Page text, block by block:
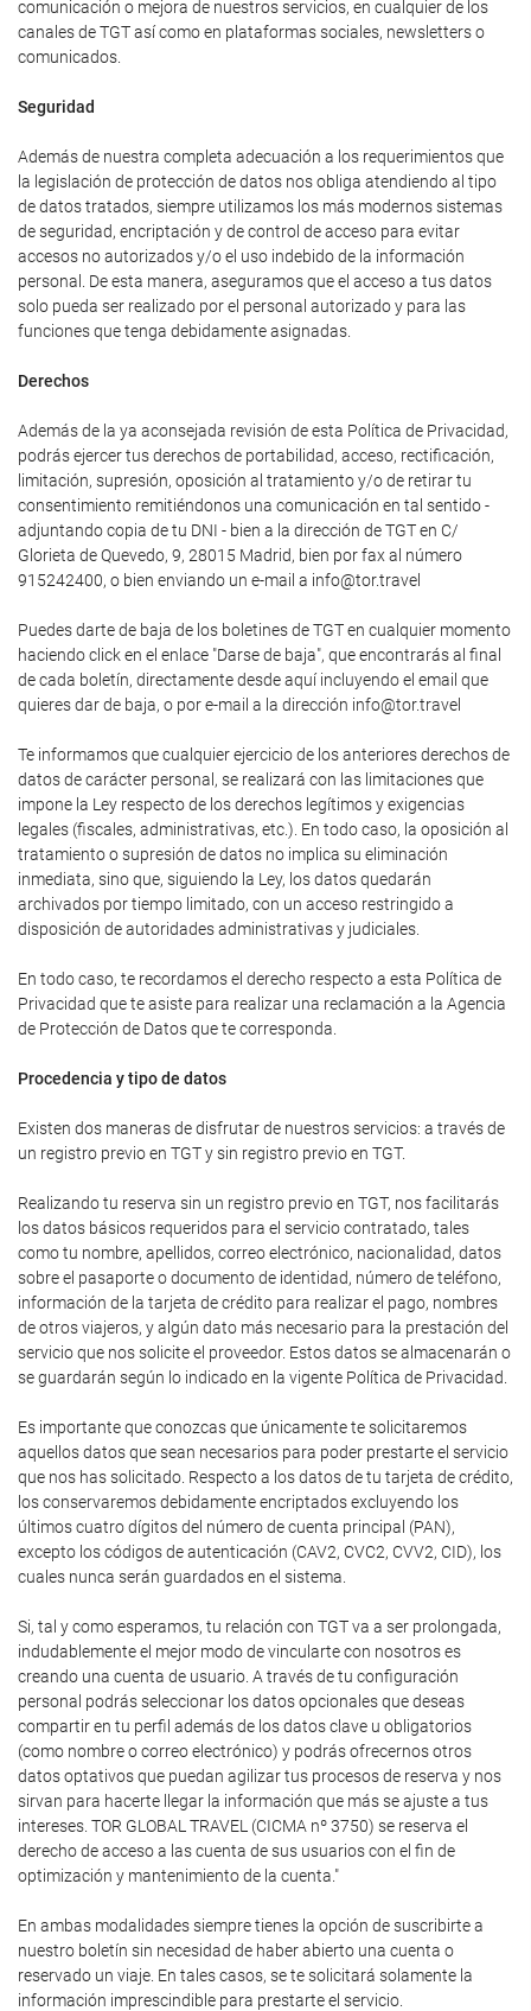
comunicación o mejora de nuestros servicios, en cualquier de los
canales de TGT así como en plataformas sociales, newsletters o
comunicados.
Seguridad
Además de nuestra completa adecuación a los requerimientos que
la legislación de protección de datos nos obliga atendiendo al tipo
de datos tratados, siempre utilizamos los más modernos sistemas
de seguridad, encriptación y de control de acceso para evitar
accesos no autorizados y/o el uso indebido de la información
personal. De esta manera, aseguramos que el acceso a tus datos
solo pueda ser realizado por el personal autorizado y para las
funciones que tenga debidamente asignadas.
Derechos
Además de la ya aconsejada revisión de esta Política de Privacidad,
podrás ejercer tus derechos de portabilidad, acceso, rectificación,
limitación, supresión, oposición al tratamiento y/o de retirar tu
consentimiento remitiéndonos una comunicación en tal sentido -
adjuntando copia de tu DNI - bien a la dirección de TGT en C/
Glorieta de Quevedo, 9, 28015 Madrid, bien por fax al número
915242400, o bien enviando un e-mail a info@tor.travel
Puedes darte de baja de los boletines de TGT en cualquier momento
haciendo click en el enlace "Darse de baja", que encontrarás al final
de cada boletín, directamente desde aquí incluyendo el email que
quieres dar de baja, o por e-mail a la dirección info@tor.travel
Te informamos que cualquier ejercicio de los anteriores derechos de
datos de carácter personal, se realizará con las limitaciones que
impone la Ley respecto de los derechos legítimos y exigencias
legales (fiscales, administrativas, etc.). En todo caso, la oposición al
tratamiento o supresión de datos no implica su eliminación
inmediata, sino que, siguiendo la Ley, los datos quedarán
archivados por tiempo limitado, con un acceso restringido a
disposición de autoridades administrativas y judiciales.
En todo caso, te recordamos el derecho respecto a esta Política de
Privacidad que te asiste para realizar una reclamación a la Agencia
de Protección de Datos que te corresponda.
Procedencia y tipo de datos
Existen dos maneras de disfrutar de nuestros servicios: a través de
un registro previo en TGT y sin registro previo en TGT.
Realizando tu reserva sin un registro previo en TGT, nos facilitarás
los datos básicos requeridos para el servicio contratado, tales
como tu nombre, apellidos, correo electrónico, nacionalidad, datos
sobre el pasaporte o documento de identidad, número de teléfono,
información de la tarjeta de crédito para realizar el pago, nombres
de otros viajeros, y algún dato más necesario para la prestación del
servicio que nos solicite el proveedor. Estos datos se almacenarán o
se guardarán según lo indicado en la vigente Política de Privacidad.
Es importante que conozcas que únicamente te solicitaremos
aquellos datos que sean necesarios para poder prestarte el servicio
que nos has solicitado. Respecto a los datos de tu tarjeta de crédito,
los conservaremos debidamente encriptados excluyendo los
últimos cuatro dígitos del número de cuenta principal (PAN),
excepto los códigos de autenticación (CAV2, CVC2, CVV2, CID), los
cuales nunca serán guardados en el sistema.
Si, tal y como esperamos, tu relación con TGT va a ser prolongada,
indudablemente el mejor modo de vincularte con nosotros es
creando una cuenta de usuario. A través de tu configuración
personal podrás seleccionar los datos opcionales que deseas
compartir en tu perfil además de los datos clave u obligatorios
(como nombre o correo electrónico) y podrás ofrecernos otros
datos optativos que puedan agilizar tus procesos de reserva y nos
sirvan para hacerte llegar la información que más se ajuste a tus
intereses. TOR GLOBAL TRAVEL (CICMA nº 3750) se reserva el
derecho de acceso a las cuenta de sus usuarios con el fin de
optimización y mantenimiento de la cuenta."
En ambas modalidades siempre tienes la opción de suscribirte a
nuestro boletín sin necesidad de haber abierto una cuenta o
reservado un viaje. En tales casos, se te solicitará solamente la
información imprescindible para prestarte el servicio.